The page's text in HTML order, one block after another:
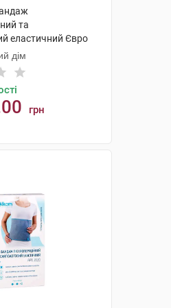
та
еластичний Євро
дім
грн